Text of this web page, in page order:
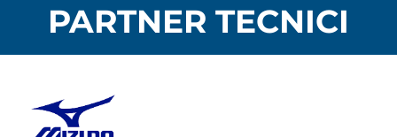
PARTNER TECNICI